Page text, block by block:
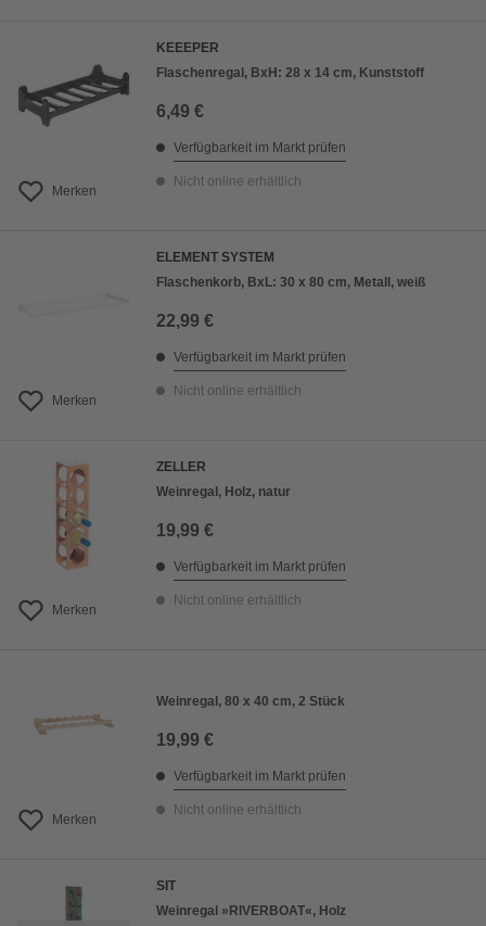
Merken
KEEEPER
Flaschenregal, BxH: 28 x 14 cm, Kunststoff
6,49 €
Verfügbarkeit im Markt prüfen
Nicht online erhältlich
Merken
ELEMENT SYSTEM
Flaschenkorb, BxL: 30 x 80 cm, Metall, weiß
22,99 €
Verfügbarkeit im Markt prüfen
Nicht online erhältlich
Merken
ZELLER
Weinregal, Holz, natur
19,99 €
Verfügbarkeit im Markt prüfen
Nicht online erhältlich
Merken
Weinregal, 80 x 40 cm, 2 Stück
19,99 €
Verfügbarkeit im Markt prüfen
Nicht online erhältlich
SIT
Weinregal »RIVERBOAT«, Holz